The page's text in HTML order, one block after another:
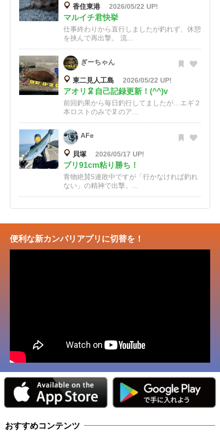
香住東港 2026/05/22 UP!
マルイチ君快挙
仕事終わりから直行しましたが釣れず、休憩
を挟んで再出撃。 流...
ぎーちゃん
東二見人工島 2026/05/22 UP!
アオリ🦑自己記録更新！(^^)v
前回釣果から毎日釣行してましたが…エギ２
本ロストのみで🦑のア...
AFe
貝塚 2026/05/17 UP!
ブリ91cm粘り勝ち！
青物絶賛5連敗中ですが「行かなければ釣れ
ない」の精神で出撃。...
便利な新カンパリアプリに切替を！
おすすめコンテンツ